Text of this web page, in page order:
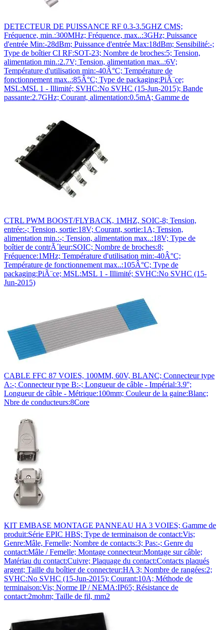
DETECTEUR DE PUISSANCE RF 0.3-3.5GHZ CMS;
Fréquence, min.:300MHz; Fréquence, max..:3GHz; Puissance
d'entrée Min:-28dBm; Puissance d'entrée Max:18dBm; Sensibilité:-;
Type de boîtier CI RF:SOT-23; Nombre de broches:5; Tension,
alimentation min.:2.7V; Tension, alimentation max..:6V;
Température d'utilisation min:-40Â°C; Température de
fonctionnement max..:85Â°C; Type de packaging:PiÃ¨ce;
MSL:MSL 1 - Illimité; SVHC:No SVHC (15-Jun-2015); Bande
passante:2.7GHz; Courant, alimentation:0.5mA; Gamme de
CTRL PWM BOOST/FLYBACK, 1MHZ, SOIC-8; Tension,
entrée:-; Tension, sortie:18V; Courant, sortie:1A; Tension,
alimentation min.:-; Tension, alimentation max..:18V; Type de
boîtier de contrÃ´leur:SOIC; Nombre de broches:8;
Fréquence:1MHz; Température d'utilisation min:-40Â°C;
Température de fonctionnement max..:105Â°C; Type de
packaging:PiÃ¨ce; MSL:MSL 1 - Illimité; SVHC:No SVHC (15-
Jun-2015)
CABLE FFC 87 VOIES, 100MM, 60V, BLANC; Connecteur type
A:-; Connecteur type B:-; Longueur de câble - Impérial:3.9'';
Longueur de câble - Métrique:100mm; Couleur de la gaine:Blanc;
Nbre de conducteurs:8Core
KIT EMBASE MONTAGE PANNEAU HA 3 VOIES; Gamme de
produit:Série EPIC HBS; Type de terminaison de contact:Vis;
Genre:Mâle, Femelle; Nombre de contacts:3; Pas:-; Genre du
contact:Mâle / Femelle; Montage connecteur:Montage sur câble;
Matériau du contact:Cuivre; Plaquage du contact:Contacts plaqués
argent; Taille du boîtier de connecteur:HA 3; Nombre de rangées:2;
SVHC:No SVHC (15-Jun-2015); Courant:10A; Méthode de
terminaison:Vis; Norme IP / NEMA:IP65; Résistance de
contact:2mohm; Taille de fil, mm2